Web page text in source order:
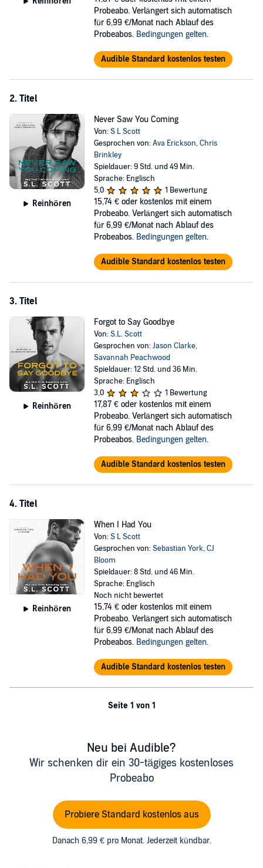
It’s no secret Cash Ryatt, the bad boy race car driver, has a headline
news reputation. I have plans, and they don’t include being his next
one-night stand. So why does he cause my heart to beat wildly and
he’s been given an ultimatum from the owners—me or racing. Will
me?
©2026 S.L. Scott (P)2026 S.L. Scott
Probeabo. Verlängert sich automatisch
für 6,99 €/Monat nach Ablauf des
Probeabos. Bedingungen gelten.
Audible Standard kostenlos testen
2. Titel
Reinhören
Never Saw You Coming
Von:S L Scott
Gesprochen von:Ava Erickson,Chris
Brinkley
Spieldauer: 9 Std. und 49 Min.
Sprache: Englisch
5,0
1 Bewertung
15,74 € oder kostenlos mit einem
Probeabo. Verlängert sich automatisch
für 6,99 €/Monat nach Ablauf des
Probeabos. Bedingungen gelten.
Audible Standard kostenlos testen
3. Titel
Reinhören
Forgot to Say Goodbye
Von:S.L. Scott
Gesprochen von:Jason Clarke,
Savannah Peachwood
Spieldauer: 12 Std. und 36 Min.
Sprache: Englisch
3,0
1 Bewertung
17,87 € oder kostenlos mit einem
Probeabo. Verlängert sich automatisch
für 6,99 €/Monat nach Ablauf des
Probeabos. Bedingungen gelten.
Audible Standard kostenlos testen
4. Titel
Reinhören
When I Had You
Von:S L Scott
Gesprochen von:Sebastian York,CJ
Bloom
Spieldauer: 8 Std. und 46 Min.
Sprache: Englisch
Noch nicht bewertet
15,74 € oder kostenlos mit einem
Probeabo. Verlängert sich automatisch
für 6,99 €/Monat nach Ablauf des
Probeabos. Bedingungen gelten.
Audible Standard kostenlos testen
Seite 1 von 1
Neu bei Audible?
Wir schenken dir ein 30-tägiges kostenloses
Probeabo
Probiere Standard kostenlos aus
Danach 6,99 € pro Monat. Jederzeit kündbar.